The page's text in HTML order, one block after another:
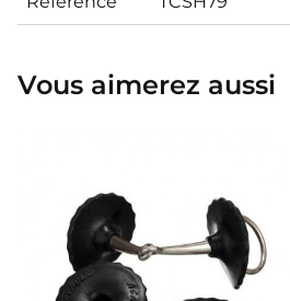
Vous aimerez aussi